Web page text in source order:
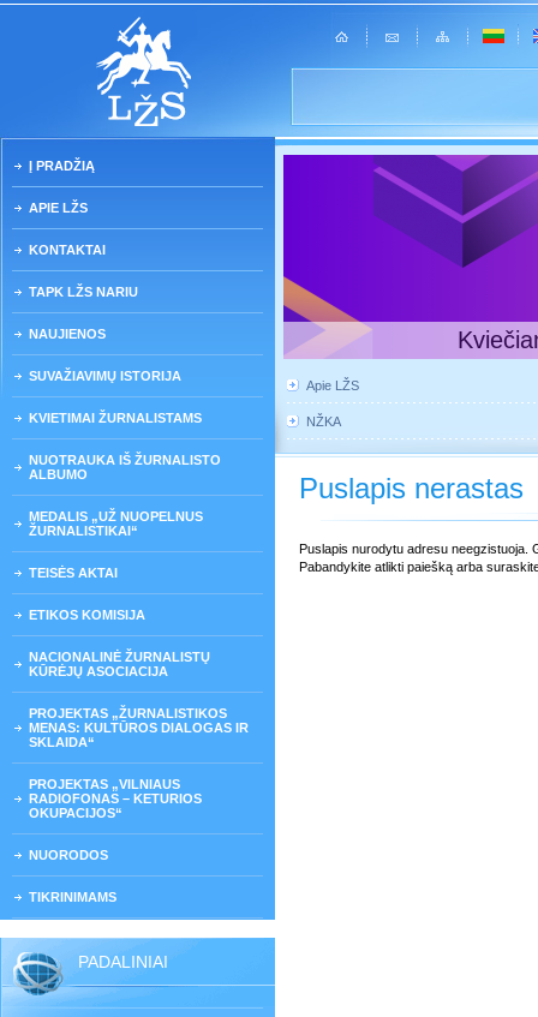
Į PRADŽIĄ
APIE LŽS
KONTAKTAI
TAPK LŽS NARIU
NAUJIENOS
SUVAŽIAVIMŲ ISTORIJA
KVIETIMAI ŽURNALISTAMS
NUOTRAUKA IŠ ŽURNALISTO
ALBUMO
MEDALIS „UŽ NUOPELNUS
ŽURNALISTIKAI“
TEISĖS AKTAI
ETIKOS KOMISIJA
NACIONALINĖ ŽURNALISTŲ
KŪRĖJŲ ASOCIACIJA
PROJEKTAS „ŽURNALISTIKOS
MENAS: KULTŪROS DIALOGAS IR
SKLAIDA“
PROJEKTAS „VILNIAUS
RADIOFONAS – KETURIOS
OKUPACIJOS“
NUORODOS
TIKRINIMAMS
PADALINIAI
Apie LŽS
NŽKA
Puslapis nerastas
Puslapis nurodytu adresu neegzistuoja.
Pabandykite atlikti paiešką arba